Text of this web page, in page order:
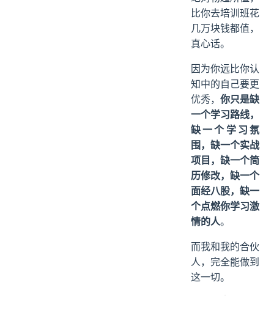
是银行国企。
绝对物超所值，
比你去培训班花
几万块钱都值，
真心话。
因为你远比你认
知中的自己要更
优秀， 你只是缺
一个学习路线，
缺一个学习氛
围，缺一个实战
项目，缺一个简
历修改，缺一个
面经八股，缺一
个点燃你学习激
情的人 。
而我和我的合伙